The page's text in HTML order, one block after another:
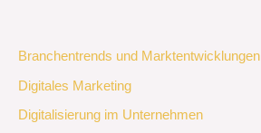
Branchentrends und Marktentwicklungen
Digitales Marketing
Digitalisierung im Unternehmen